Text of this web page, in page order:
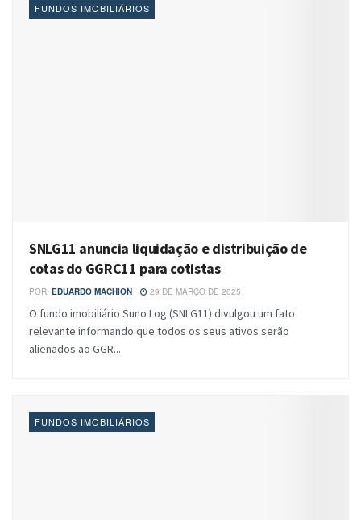
FUNDOS IMOBILIÁRIOS
SNLG11 anuncia liquidação e distribuição de
cotas do GGRC11 para cotistas
POR: EDUARDO MACHION 29 DE MARÇO DE 2025
O fundo imobiliário Suno Log (SNLG11) divulgou um fato
relevante informando que todos os seus ativos serão
alienados ao GGR...
FUNDOS IMOBILIÁRIOS